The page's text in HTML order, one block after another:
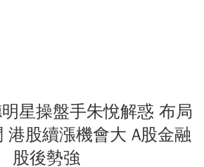
星操盤手朱悅解惑 布局
港股續漲機會大 A股金融
股後勢強